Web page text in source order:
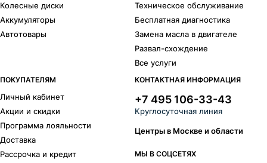
Колесные диски
Аккумуляторы
Автотовары
Техническое обслуживание
Бесплатная диагностика
Замена масла в двигателе
Развал-схождение
Все услуги
ПОКУПАТЕЛЯМ
Личный кабинет
Акции и скидки
Программа лояльности
Доставка
Рассрочка и кредит
КОНТАКТНАЯ ИНФОРМАЦИЯ
+7 495 106-33-43
Круглосуточная линия
Центры в Москве и области
МЫ В СОЦСЕТЯХ